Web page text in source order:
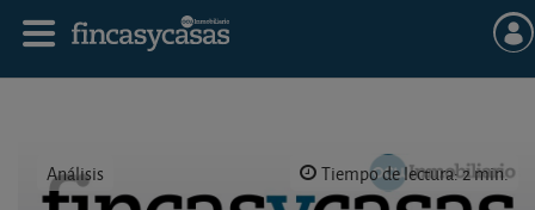
Análisis Tiempo de lectura: 2 min.